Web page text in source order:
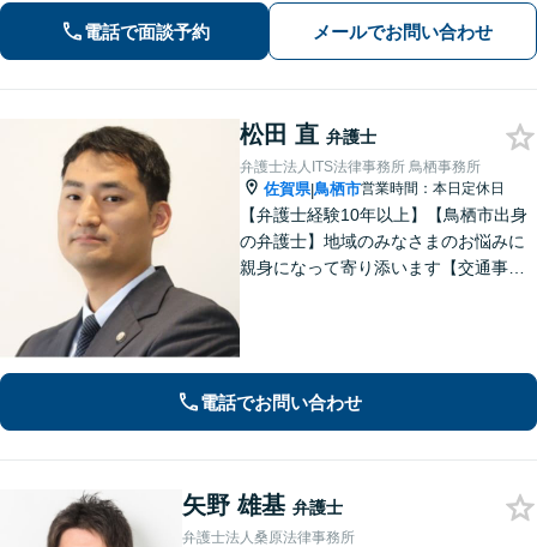
電話で面談予約 メールでお問い合わせ
松田 直 弁護士
弁護士法人ITS法律事務所 鳥栖事務所
佐賀県|鳥栖市営業時間：本日定休日
【弁護士経験10年以上】【鳥栖市出身
の弁護士】地域のみなさまのお悩みに
親身になって寄り添います【交通事
ブルに対応【初回のご相談30分無料】
電話でお問い合わせ
矢野 雄基 弁護士
弁護士法人桑原法律事務所